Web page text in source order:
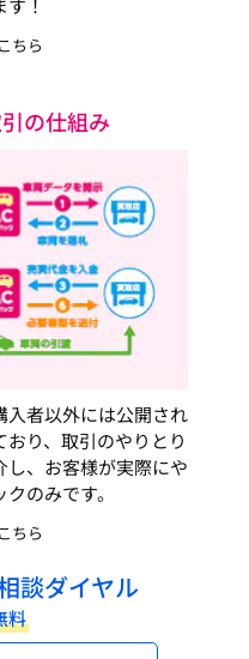
ちら
の仕組み
入者以外には公開され
り、取引のやりとり
、お客様が実際にや
のみです。
ちら
談ダイヤル
料